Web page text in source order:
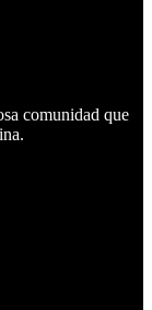
comunidad que